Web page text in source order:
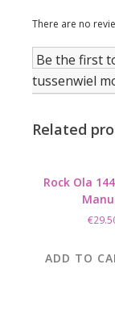
There are no
Be the first
tussenwiel
Related
Rock Ola
€
ADD TO